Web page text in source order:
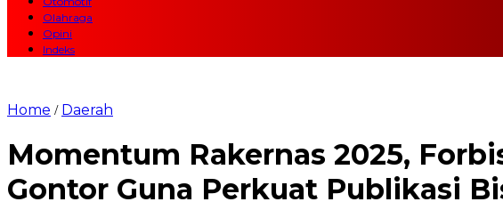
Olahraga
Opini
Indeks
Home / Daerah
Momentum Rakernas 2025,
Gontor Guna Perkuat Publikasi